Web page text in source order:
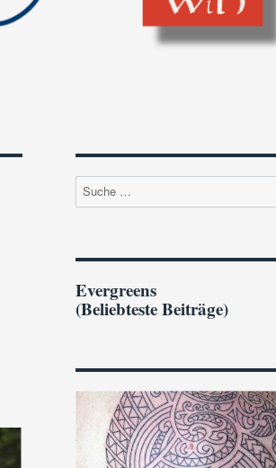
Suche
nach:
Evergreens
(Beliebteste Beiträge)